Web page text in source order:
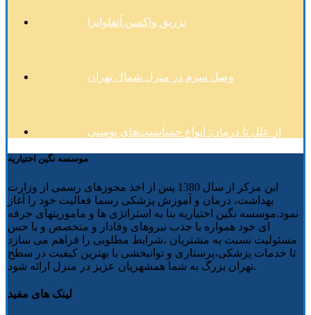
تزریق واکسن آنفلوانزا
وصل سرم در منزل شمال تهران
از علل تا درمان: انواع حساسیت‌های پوستی
موسسه نگین اختیاریه
این مرکز از سال 1380 پس از اخذ مجوزهای رسمی از وزارت
بهداشت، درمان و آموزش پزشکی رسما فعالیت خود را آغاز
نمود.موسسه نگین اختیاریه بنا به استراتژی ها و ماموریتهای حرفه
ای خود همواره با جذب نیروهای وفادار و متخصص و با حس
مسئولیت نسبت به مشتریان ،شرایط مطلوبی را فراهم می سازد
تا خدمات پزشکی،پرستاری و توانبخشی با بهترین کیفیت در سطح
تهران بزرگ به شما همشهریان عزیز در منزل ارائه شود.
لینک های مفید